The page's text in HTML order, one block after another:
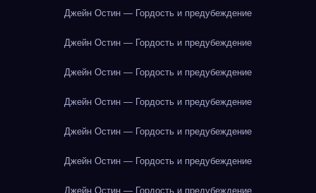
Джейн Остин — Гордость и предубеждение
Джейн Остин — Гордость и предубеждение
Джейн Остин — Гордость и предубеждение
Джейн Остин — Гордость и предубеждение
Джейн Остин — Гордость и предубеждение
Джейн Остин — Гордость и предубеждение
Джейн Остин — Гордость и предубеждение